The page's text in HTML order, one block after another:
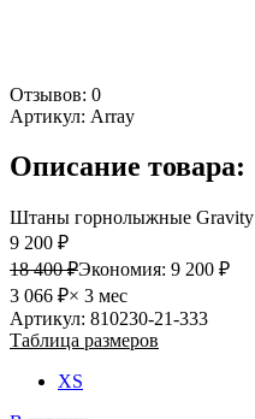
Отзывов: 0
Артикул: Array
Описание товара:
Штаны горнолыжные
9 200 ₽
18 400 ₽Экономия: 9 200 ₽
3 066 ₽× 3 мес
Артикул: 810230-21-333
Таблица размеров
XS